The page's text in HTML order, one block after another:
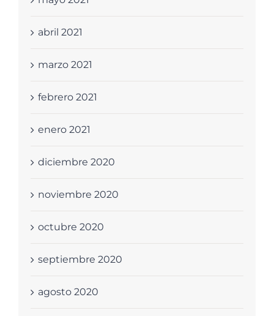
abril 2021
marzo 2021
febrero 2021
enero 2021
diciembre 2020
noviembre 2020
octubre 2020
septiembre 2020
agosto 2020